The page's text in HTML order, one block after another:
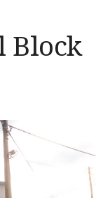
Block